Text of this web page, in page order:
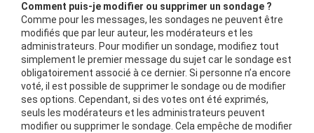
Comment puis-je modifier ou supprimer un sondage ?
Comme pour les messages, les sondages ne peuvent être
modifiés que par leur auteur, les modérateurs et les
administrateurs. Pour modifier un sondage, modifiez tout
simplement le premier message du sujet car le sondage est
obligatoirement associé à ce dernier. Si personne n’a encore
voté, il est possible de supprimer le sondage ou de modifier
ses options. Cependant, si des votes ont été exprimés,
seuls les modérateurs et les administrateurs peuvent
modifier ou supprimer le sondage. Cela empêche de modifier